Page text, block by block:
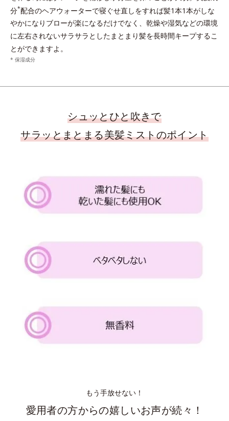
分*配合のヘアウォーターで寝ぐせ直しをすれば髪1本1本がしな
やかになりブローが楽になるだけでなく、乾燥や湿気などの環境
に左右されないサラサラとしたまとまり髪を長時間キープするこ
とができますよ。
* 保湿成分
シュッとひと吹きで
サラッとまとまる美髪ミストのポイント
もう手放せない！
愛用者の方からの嬉しいお声が続々！